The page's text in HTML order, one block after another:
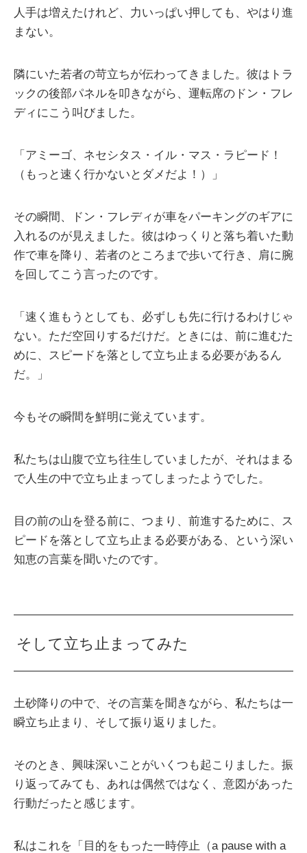
人手は増えたけれど、力いっぱい押しても、やはり進
まない。
隣にいた若者の苛立ちが伝わってきました。彼はトラ
ックの後部パネルを叩きながら、運転席のドン・フレ
ディにこう叫びました。
「アミーゴ、ネセシタス・イル・マス・ラピード！
（もっと速く行かないとダメだよ！）」
その瞬間、ドン・フレディが車をパーキングのギアに
入れるのが見えました。彼はゆっくりと落ち着いた動
作で車を降り、若者のところまで歩いて行き、肩に腕
を回してこう言ったのです。
「速く進もうとしても、必ずしも先に行けるわけじゃ
ない。ただ空回りするだけだ。ときには、前に進むた
めに、スピードを落として立ち止まる必要があるん
だ。」
今もその瞬間を鮮明に覚えています。
私たちは山腹で立ち往生していましたが、それはまる
で人生の中で立ち止まってしまったようでした。
目の前の山を登る前に、つまり、前進するために、ス
ピードを落として立ち止まる必要がある、という深い
知恵の言葉を聞いたのです。
そして立ち止まってみた
土砂降りの中で、その言葉を聞きながら、私たちは一
瞬立ち止まり、そして振り返りました。
そのとき、興味深いことがいくつも起こりました。振
り返ってみても、あれは偶然ではなく、意図があった
行動だったと感じます。
私はこれを「目的をもった一時停止（a pause with a